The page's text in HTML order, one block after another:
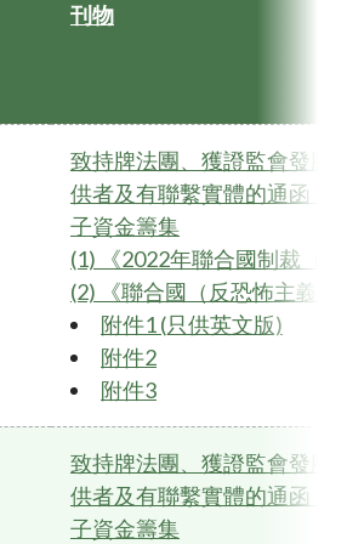
刊物
致持牌法團、獲證監會發牌
供者及有聯繫實體的通函 -
子資金籌集
(1) 《2022年聯合國制裁（
(2) 《聯合國（反恐怖主義
附件1 (只供英文版)
附件2
附件3
致持牌法團、獲證監會發牌
供者及有聯繫實體的通函 -
子資金籌集